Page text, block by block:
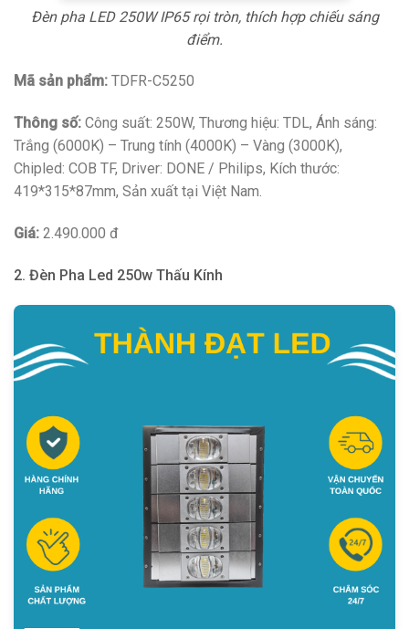
Đèn pha LED 250W IP65 rọi tròn, thích hợp chiếu sáng
điểm.
Mã sản phẩm: TDFR-C5250
Thông số: Công suất: 250W, Thương hiệu: TDL, Ánh sáng:
Trắng (6000K) – Trung tính (4000K) – Vàng (3000K),
Chipled: COB TF, Driver: DONE / Philips, Kích thước:
419*315*87mm, Sản xuất tại Việt Nam.
Giá: 2.490.000 đ
2. Đèn Pha Led 250w Thấu Kính